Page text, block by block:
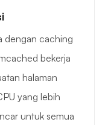
dengan caching
bekerja
halaman
yang lebih
untuk semua